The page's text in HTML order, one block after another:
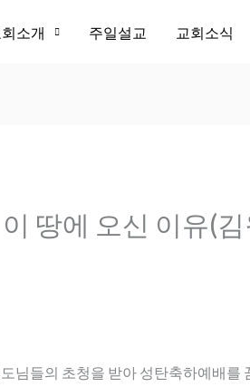
소개 주일설교 교회소식
땅에 오신 이유(
님들의 초청을 받아 성탄축하예배를